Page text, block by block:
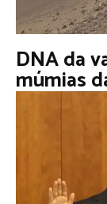
DNA da
múmias